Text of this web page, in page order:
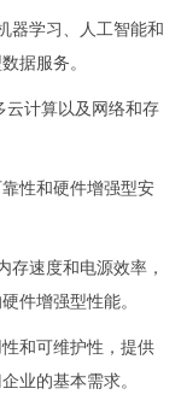
器学习、人工智能和
据服务。
云计算以及网络和存
性和硬件增强型安
存速度和电源效率，
件增强型性能。
和可维护性，提供
业的基本需求。